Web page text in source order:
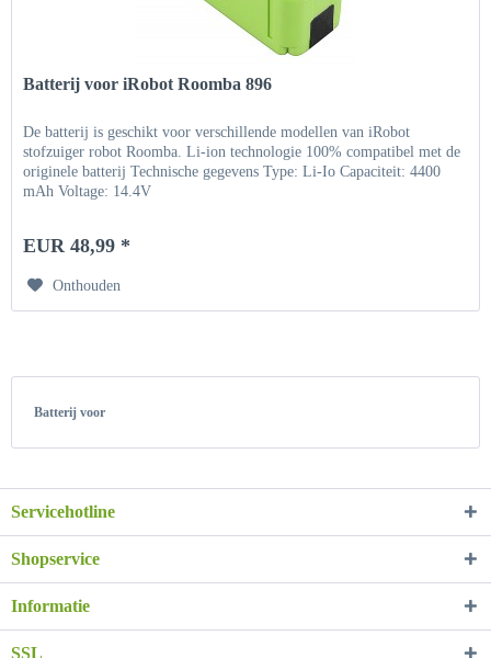
Batterij voor iRobot Roomba 896
De batterij is geschikt voor verschillende modellen van iRobot
stofzuiger robot Roomba. Li-ion technologie 100% compatibel met de
originele batterij Technische gegevens Type: Li-Io Capaciteit: 4400
mAh Voltage: 14.4V
EUR 48,99 *
Onthouden
Batterij voor
Servicehotline
Shopservice
Informatie
SSL